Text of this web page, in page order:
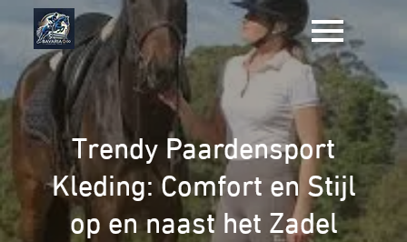
inhoud
gaan
Trendy Paardensport
Kleding: Comfort en Stijl
op en naast het Zadel